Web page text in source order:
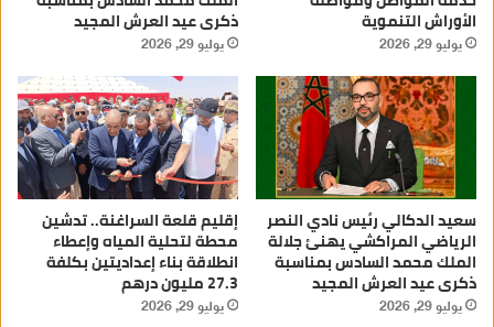
الأوراش التنموية
يوليو 29, 2026
ذكرى عيد العرش المجيد
يوليو 29, 2026
سعيد الدكالي رئيس نادي النصر
الرياضي المراكشي يهنئ جلالة
الملك محمد السادس بمناسبة
ذكرى عيد العرش المجيد
يوليو 29, 2026
إقليم قلعة السراغنة.. تدشين
محطة لتحلية المياه وإعطاء
انطلاقة بناء إعداديتين بكلفة
27.3 مليون درهم
يوليو 29, 2026